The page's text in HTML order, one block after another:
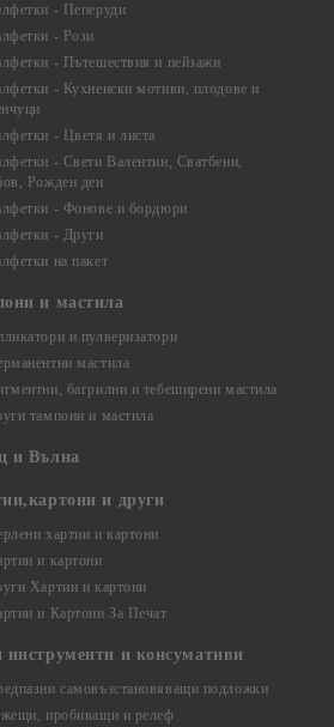
- Пеперуди
- Рози
- Пътешествия и пейзажи
- Кухненски мотиви, плодове и
- Цветя и листа
- Свети Валентин, Сватбени,
Рожден ден
- Фонове и бордюри
- Други
на пакет
и мастила
и пулверизатори
мастила
багрилни и тебеширени мастила
тампони и мастила
и Вълна
и други
хартии и картони
и картони
Хартии и картони
и Картони За Печат
инструменти и консумативи
самовъзстановяващи подложки
пробиващи и релеф